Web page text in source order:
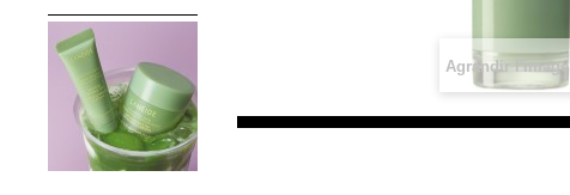
Agrandir l'image